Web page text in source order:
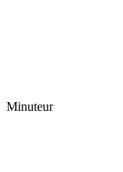
Minuteur